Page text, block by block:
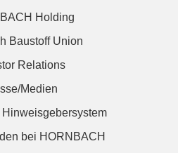
Holding
Baustoff Union
Relations
Medien
bei HORNBACH